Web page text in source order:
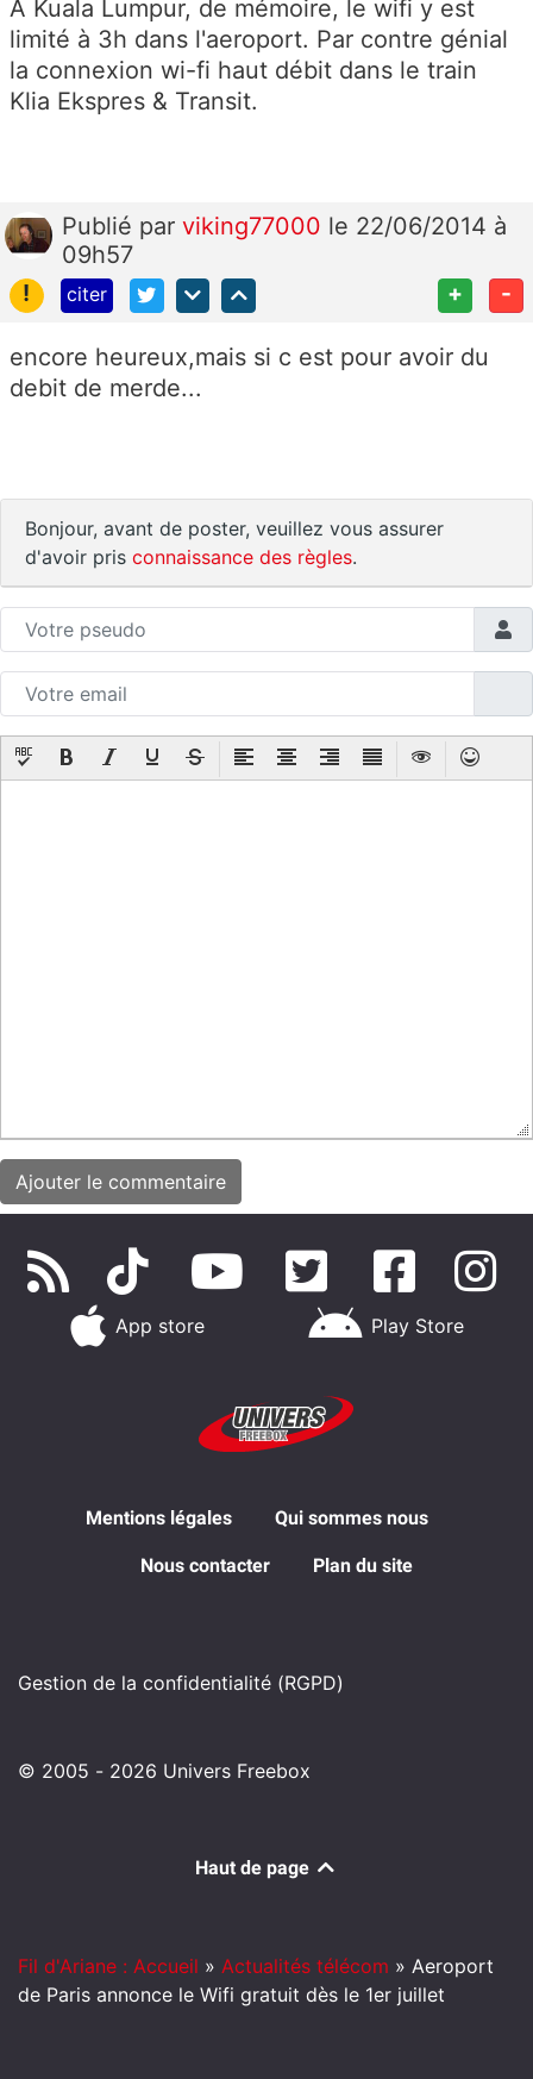
À Kuala Lumpur, de mémoire, le wifi y est
limité à 3h dans l'aeroport. Par contre génial
la connexion wi-fi haut débit dans le train
Klia Ekspres & Transit.
Publié par viking77000 le 22/06/2014 à
09h57
!
citer + -
encore heureux,mais si c est pour avoir du
debit de merde...
Bonjour, avant de poster, veuillez vous assurer
d'avoir pris connaissance des règles.
App store Play Store
Mentions légales Qui sommes nous
Nous contacter Plan du site
Gestion de la confidentialité (RGPD)
© 2005 - 2026 Univers Freebox
Haut de page
Fil d'Ariane : Accueil » Actualités télécom » Aeroport
de Paris annonce le Wifi gratuit dès le 1er juillet